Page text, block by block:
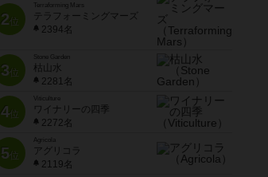
2位
Terraforming Mars
テラフォーミングマーズ
2394名
3位
Stone Garden
枯山水
2281名
4位
Viticulture
ワイナリーの四季
2272名
5位
Agricola
アグリコラ
2119名